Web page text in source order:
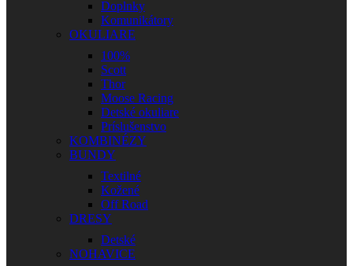
Doplnky
Komunikátory
OKULIARE
100%
Scott
Thor
Moose Racing
Detské okuliare
Príslušenstvo
KOMBINÉZY
BUNDY
Textilné
Kožené
Off Road
DRESY
Detské
NOHAVICE